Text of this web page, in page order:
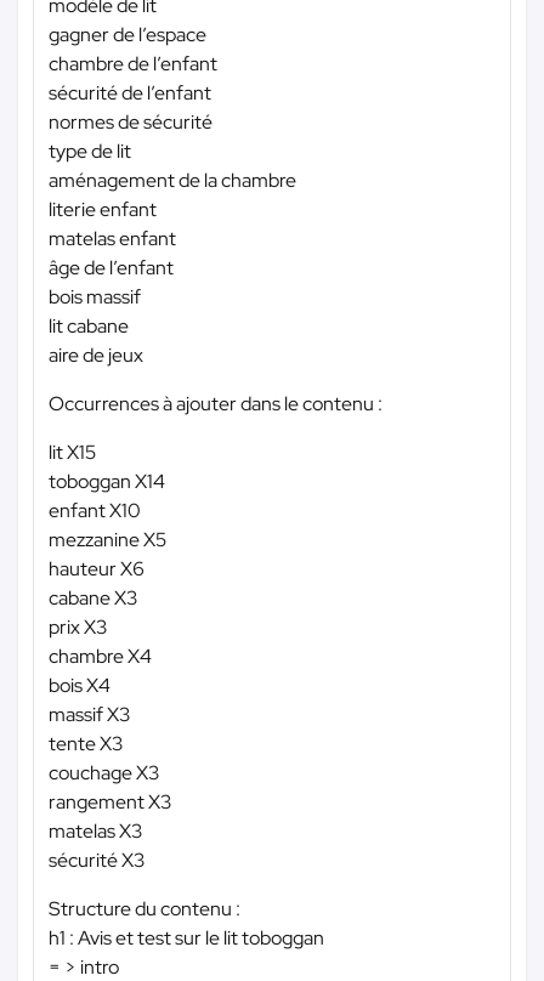
gagner de l’espace
chambre de l’enfant
sécurité de l’enfant
normes de sécurité
type de lit
aménagement de la chambre
literie enfant
matelas enfant
âge de l’enfant
bois massif
lit cabane
aire de jeux
Occurrences à ajouter dans le contenu :
lit X15
toboggan X14
enfant X10
mezzanine X5
hauteur X6
cabane X3
prix X3
chambre X4
bois X4
massif X3
tente X3
couchage X3
rangement X3
matelas X3
sécurité X3
Structure du contenu :
h1 : Avis et test sur le lit toboggan
= > intro